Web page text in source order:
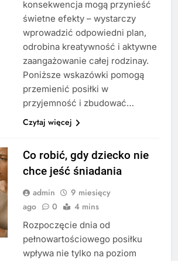
konsekwencja mogą przynieść
świetne efekty – wystarczy
wprowadzić odpowiedni plan,
odrobina kreatywność i aktywne
zaangażowanie całej rodzinay.
Poniższe wskazówki pomogą
przemienić posiłki w
przyjemność i zbudować…
Czytaj więcej
Co robić, gdy dziecko nie
chce jeść śniadania
admin
9 miesięcy
ago
0 4 mins
Rozpoczęcie dnia od
pełnowartościowego posiłku
wpływa nie tylko na poziom